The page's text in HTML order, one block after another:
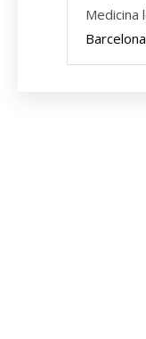
Medicina
Barcelona